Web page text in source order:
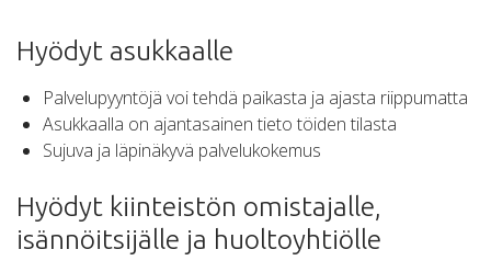
Hyödyt asukkaalle
Palvelupyyntöjä voi tehdä paikasta ja ajasta riippumatta
Asukkaalla on ajantasainen tieto töiden tilasta
Sujuva ja läpinäkyvä palvelukokemus
Hyödyt kiinteistön omistajalle,
isännöitsijälle ja huoltoyhtiölle